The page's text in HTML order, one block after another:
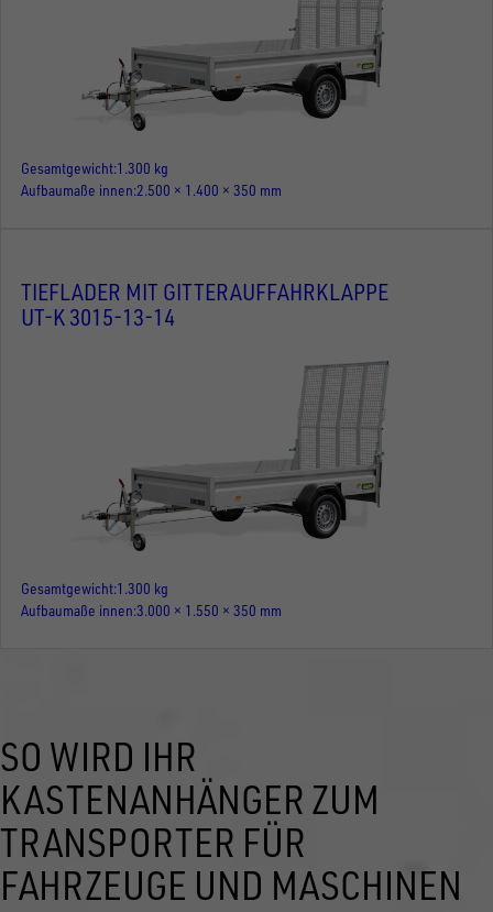
Gesamtgewicht 1.300 kg
Aufbaumaße innen 2.500 × 1.400 × 350 mm
TIEFLADER MIT GITTERAUFFAHRKLAPPE
UT-K 3015-13-14
Gesamtgewicht 1.300 kg
Aufbaumaße innen 3.000 × 1.550 × 350 mm
SO WIRD IHR
KASTENANHÄNGER ZUM
TRANSPORTER FÜR
FAHRZEUGE UND MASCHINEN